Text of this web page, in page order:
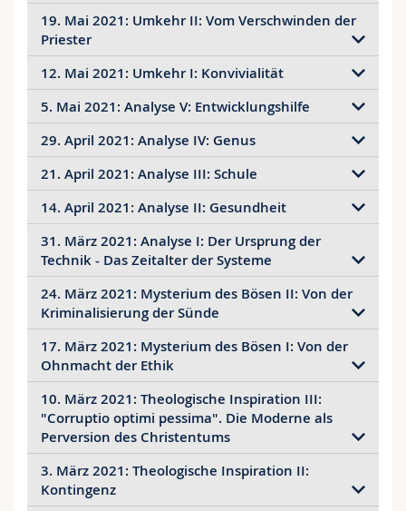
Ivan Illich, How Will We Pass on Christianity?
(Vorläufige) deutsche Übersetzung
Dokumentation über die Entwicklungen in
Cuernavaca
19. Mai 2021: Umkehr II: Vom Verschwinden der
Priester
Ivan Illich, Das Verschwinden des Priesters
Die Kehrseite der Barmherzigkeit
Rosa Bruno-Jofré / Jon Igelmo Zaldivar,
Monsignor Ivan Illich's Critique of the
Institutional Church, 1960-1966, in: Journal of
Ecciesiastical History 67 (2016), No. 9.
Ivan Illich in Spannung zur "Institutionellen
Kirche"
12. Mai 2021: Umkehr I: Konvivialität
Ivan Illich, Konvivialität
5. Mai 2021: Analyse V: Entwicklungshilfe
Auszüge aus: Ivan Illich, Almosen und Folter
29. April 2021: Analyse IV: Genus
Auszüge aus: Ivan Illich, Genus
21. April 2021: Analyse III: Schule
Ivan Illich, Schule
Ivan Illich, Wider die Verschulung
14. April 2021: Analyse II: Gesundheit
Auszüge aus:
Ivan Illich, Die Nemesis der
Medizin
31. März 2021: Analyse I: Der Ursprung der
Technik - Das Zeitalter der Systeme
Ivan Illich, Vom Werkzeug zum System(und
"Umsonstigkeit")
Ivan Illich, Die Ohnmacht der Kirche
24. März 2021: Mysterium des Bösen II: Von der
Kriminalisierung der Sünde
Ivan Illich, Die Kriminalisierung der Sünde
Ivan Illich, Criminalization of Sin
17. März 2021: Mysterium des Bösen I: Von der
Ohnmacht der Ethik
Ivan Illich, Mysterium (deutsch)
Ivan Illich, Mysterium (English)
10. März 2021: Theologische Inspiration III:
"Corruptio optimi pessima". Die Moderne als
Perversion des Christentums
Ivan Illich,
Die Frohe Botschaft - und ihre
Perversion
3. März 2021: Theologische Inspiration II:
Kontingenz